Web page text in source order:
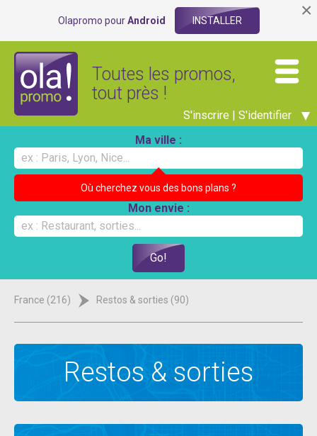
Olapromo pourAndroid INSTALLER ×
Toutes les promos,
tout près !
S'inscrire | S'identifier
Ma ville :
Où cherchez vous des bons plans ?
Mon envie :
France (216) Restos & sorties (90)
Restos & sorties